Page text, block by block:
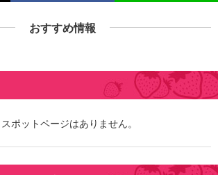
おすすめ情報
ポットページはありません。